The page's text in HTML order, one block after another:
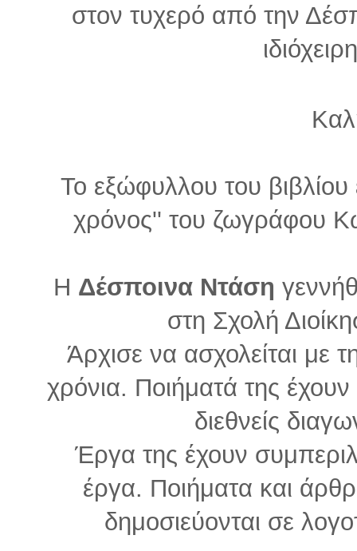
στον τυχερό από την
Το εξώφυλλου του
χρόνος'' του ζωγράφου
Η Δέσποινα Ντάση
στη Σχολή
Άρχισε να ασχολείται με
χρόνια. Ποιήματά της
διεθνείς
Έργα της έχουν
έργα. Ποιήματα και
δημοσιεύονται σε